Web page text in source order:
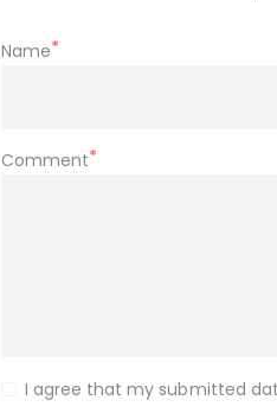
Name
Comment
I agree that my submitted